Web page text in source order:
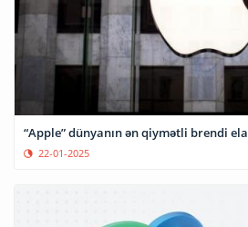
“Apple” dünyanın ən qiymətli brendi
22-01-2025